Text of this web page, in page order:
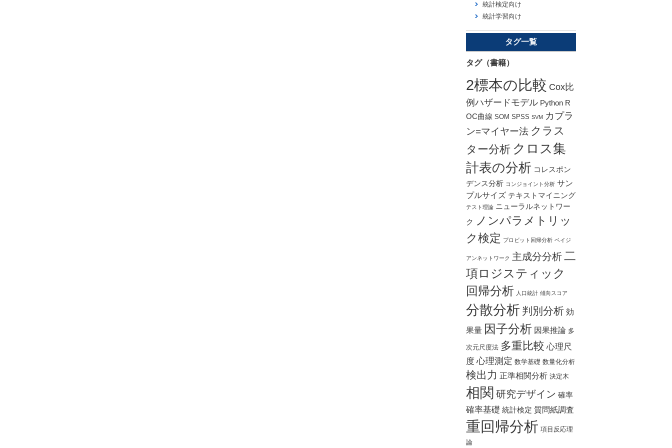
統計検定向け
統計学習向け
タグ一覧
タグ（書籍）
2標本の比較 Cox比
例ハザードモデル Python R
OC曲線 SOM SPSS SVM カプラ
ン=マイヤー法 クラス
ター分析 クロス集
計表の分析 コレスポン
デンス分析 コンジョイント分析 サン
プルサイズ テキストマイニング
テスト理論 ニューラルネットワー
ク
ノンパラメトリッ
ク検定 プロビット回帰分析 ベイジ
アンネットワーク 主成分分析二
項ロジスティック
回帰分析 人口統計 傾向スコア
分散分析 判別分析 効
果量 因子分析 因果推論 多
次元尺度法 多重比較 心理尺
度 心理測定 数学基礎 数量化分析
検出力 正準相関分析 決定木
相関 研究デザイン 確率
確率基礎 統計検定 質問紙調査
重回帰分析 項目反応理
論